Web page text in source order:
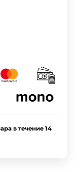
в течение 14